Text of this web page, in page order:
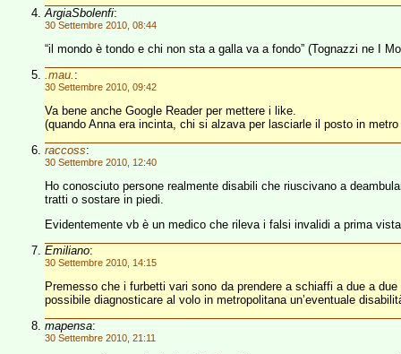
ArgiaSbolenfi:
30 Settembre 2010, 08:44
“il mondo è tondo e chi non sta a galla va a fondo” (Tognazzi ne I
.mau. :
30 Settembre 2010, 09:42
Va bene anche Google Reader per mettere i like.
(quando Anna era incinta, chi si alzava per lasciarle il posto in
raccoss:
30 Settembre 2010, 12:40
Ho conosciuto persone realmente disabili che riuscivano a
tratti o sostare in piedi.
Evidentemente vb è un medico che rileva i falsi invalidi a prima
Emiliano:
30 Settembre 2010, 14:15
Premesso che i furbetti vari sono da prendere a schiaffi a due a
possibile diagnosticare al volo in metropolitana un’eventuale
mapensa:
30 Settembre 2010, 21:11